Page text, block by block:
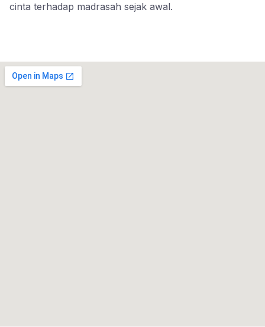
cinta terhadap madrasah sejak awal.